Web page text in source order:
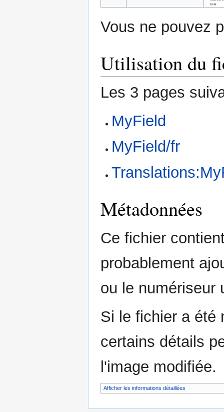
Vous ne pouvez
Utilisation du
Les 3 pages
MyField
MyField/fr
Métadonnées
Ce fichier
probablement
ou le numériseur
Si le fichier a été
certains détails
l'image modifiée.
Afficher les informations détaillées